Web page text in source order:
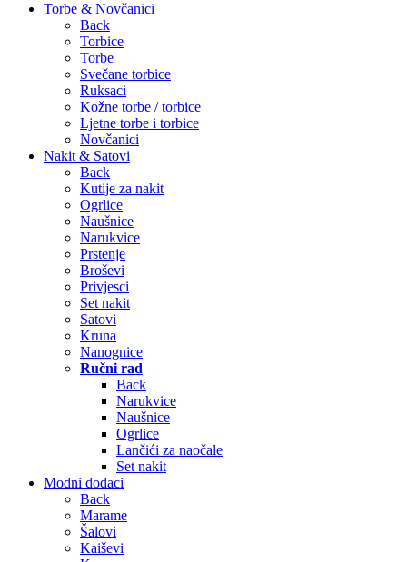
Torbe & Novčanici
Back
Torbice
Torbe
Svečane torbice
Ruksaci
Kožne torbe / torbice
Ljetne torbe i torbice
Novčanici
Nakit & Satovi
Back
Kutije za nakit
Ogrlice
Naušnice
Narukvice
Prstenje
Broševi
Privjesci
Set nakit
Satovi
Kruna
Nanognice
Ručni rad
Back
Narukvice
Naušnice
Ogrlice
Lančići za naočale
Set nakit
Modni dodaci
Back
Marame
Šalovi
Kaiševi